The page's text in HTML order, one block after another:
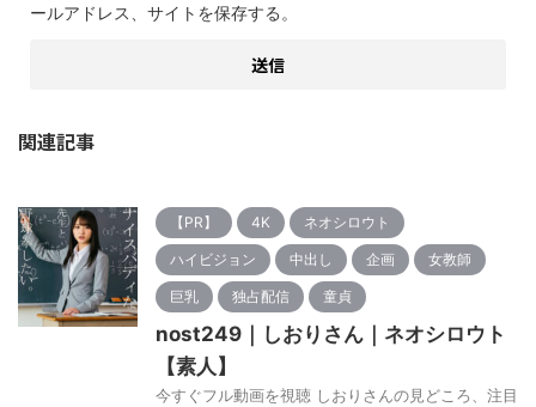
ールアドレス、サイトを保存する。
関連記事
【PR】 4K ネオシロウト
ハイビジョン 中出し 企画 女教師
巨乳 独占配信 童貞
nost249｜しおりさん｜ネオシロウト
【素人】
今すぐフル動画を視聴 しおりさんの見どころ、注目